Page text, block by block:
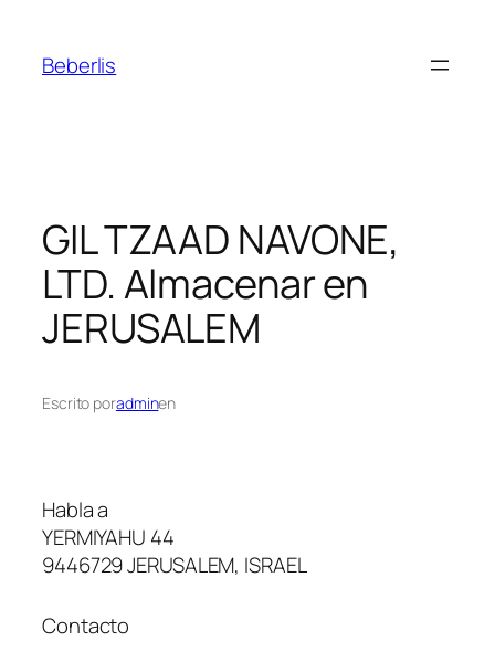
Beberlis
GIL TZAAD NAVONE,
LTD.Almacenar en
JERUSALEM
Escrito poradminen
Habla a
YERMIYAHU 44
9446729 JERUSALEM, ISRAEL
Contacto